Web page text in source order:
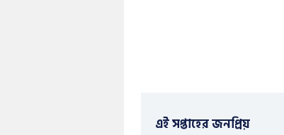
এই সপ্তাহের জনপ্রিয়